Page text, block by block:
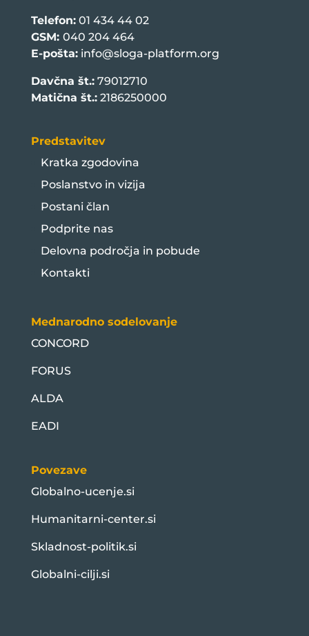
Telefon:01 434 44 02
GSM: 040 204 464
E-pošta: info@sloga-platform.org
Davčna št.:79012710
Matična št.:2186250000
Predstavitev
Kratka zgodovina
Poslanstvo in vizija
Postani član
Podprite nas
Delovna področja in pobude
Kontakti
Mednarodno sodelovanje
CONCORD
FORUS
ALDA
EADI
Povezave
Globalno-ucenje.si
Humanitarni-center.si
Skladnost-politik.si
Globalni-cilji.si